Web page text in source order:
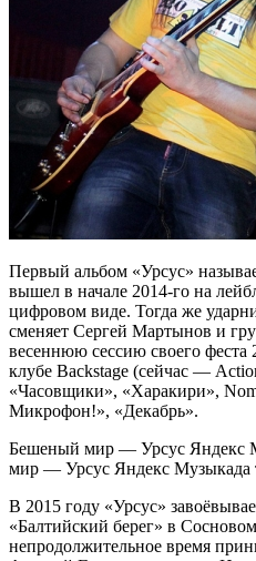
Первый альбом «Урсус»
вышел в начале 2014-го на
цифровом виде. Тогда же
сменяет Сергей Мартынов и
весеннюю сессию своего феста
клубе Backstage (сейчас —
«Часовщики», «Харакири»,
Микрофон!», «Декабрь».
Бешеный мир — Урсус Яндекс
мир — Урсус Яндекс Музыкада
В 2015 году «Урсус»
«Балтийский берег» в
непродолжительное время